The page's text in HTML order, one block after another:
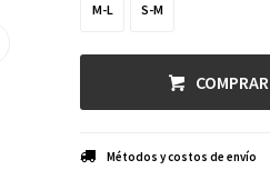
M-L S-M
COMPRAR
Métodos y costos de envío